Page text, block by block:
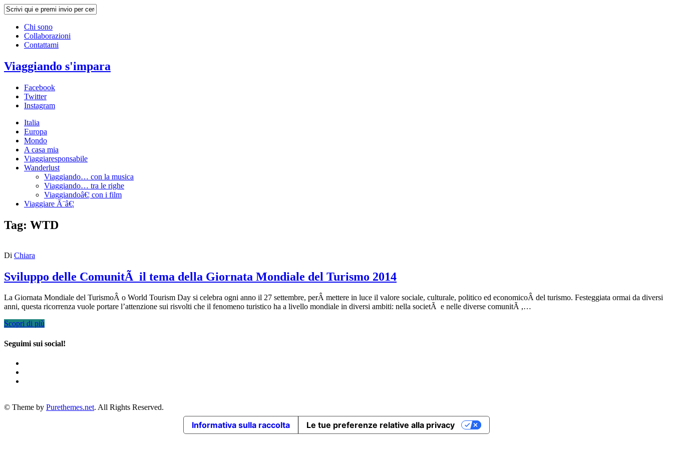
Chi sono
Collaborazioni
Contattami
Viaggiando s'impara
Facebook
Twitter
Instagram
Italia
Europa
Mondo
A casa mia
Viaggiaresponsabile
Wanderlust
Viaggiando… con la musica
Viaggiando… tra le righe
Viaggiandoâ€¦ con i film
Viaggiare Ã¨â€¦
Tag: WTD
Di Chiara
Sviluppo delle ComunitÃ il tema della Giornata Mondiale del Turismo 2014
La Giornata Mondiale del TurismoÂ o World Tourism Day si celebra ogni anno il 27 settembre, perÂ mettere in luce il valore sociale, culturale, politico ed economicoÂ del turismo. Festeggiata ormai da diversi
anni, questa ricorrenza vuole portare l’attenzione sui risvolti che il fenomeno turistico ha a livello mondiale in diversi ambiti: nella societÃ e nelle diverse comunitÃ ,…
Scopri di più
Seguimi sui social!
© Theme by Purethemes.net. All Rights Reserved.
Informativa sulla raccolta Le tue preferenze relative alla privacy